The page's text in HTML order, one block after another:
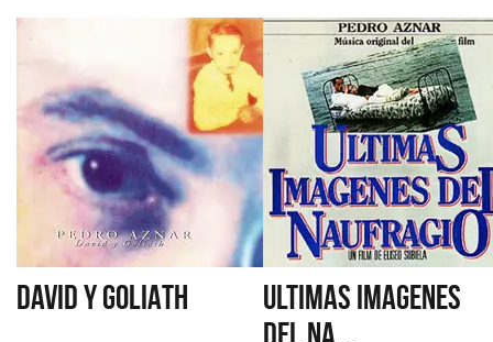
DAVID Y GOLIATH
ULTIMAS IMAGENES
DEL NA...